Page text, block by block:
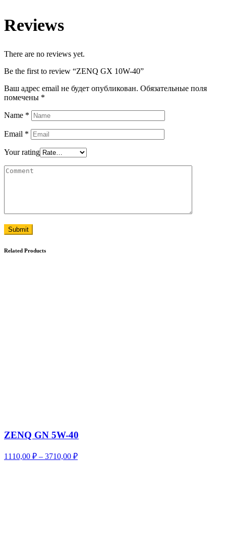
Reviews
There are no reviews yet.
Be the first to review “ZENQ GX 10W-40”
Ваш адрес email не будет опубликован. Обязательные поля
помечены *
Name *
Email *
Your rating
Submit
Related Products
ZENQ GN 5W-40
1110,00 ₽ – 3710,00 ₽Диапазон